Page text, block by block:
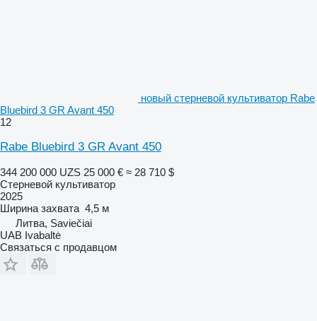
новый стерневой культиватор Rabe
Bluebird 3 GR Avant 450
12
Rabe Bluebird 3 GR Avant 450
344 200 000 UZS 25 000 € ≈ 28 710 $
Стерневой культиватор
2025
Ширина захвата 4,5 м
Литва, Saviečiai
UAB Ivabaltė
Связаться с продавцом